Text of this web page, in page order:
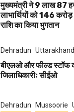
मुख्यमंत्री ने 9 लाख 87
लाभार्थियों को 146
राशि का किया भुगतान
Dehradun Uttarakhand
बीएलओ और फील्ड स्टॉफ
जिलाधिकारीः सीईओ
Dehradun Mussoorie